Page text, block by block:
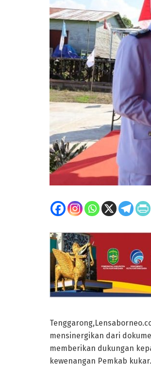
mensinergikan dari
memberikan dukungan
kewenangan Pemkab